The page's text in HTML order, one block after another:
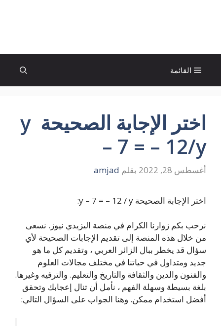
القائمة
اختر الإجابة الصحيحة y
– 7 = – 12/y
أغسطس 28, 2022 بقلم amjad
اختر الإجابة الصحيحة y – 7 = – 12 / y:
نرحب بكم زوارنا الكرام في منصة اليزيدي نيوز. نسعى
من خلال هذه المنصة إلى تقديم الإجابات الصحيحة لأي
سؤال قد يخطر ببال الزائر العربي ، وتقديم كل ما هو
جديد ومتداول في حياتنا في مختلف مجالات العلوم
والفنون والدين والثقافة والتاريخ والتعليم. والترفيه وغيرها.
بلغة بسيطة وسهلة الفهم ، نأمل أن تنال إعجابك وتحقق
أفضل استخدام ممكن. وهنا الجواب على السؤال التالي: